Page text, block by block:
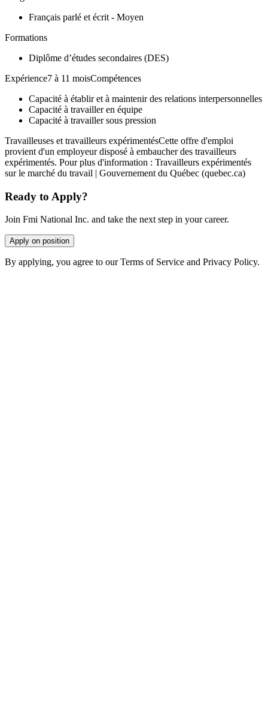
Français parlé et écrit - Moyen
Formations
Diplôme d’études secondaires (DES)
Expérience7 à 11 moisCompétences
Capacité à établir et à maintenir des relations interpersonnelles
Capacité à travailler en équipe
Capacité à travailler sous pression
Travailleuses et travailleurs expérimentésCette offre d'emploi
provient d'un employeur disposé à embaucher des travailleurs
expérimentés. Pour plus d'information : Travailleurs expérimentés
sur le marché du travail | Gouvernement du Québec (quebec.ca)
Ready to Apply?
Join Fmi National Inc. and take the next step in your career.
Apply on position
By applying, you agree to our Terms of Service and Privacy Policy.